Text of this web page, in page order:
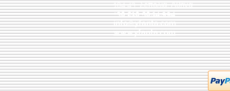
104 43Σεπόλια,Αθήνα
+30 210 50.14.994
info@yfanta.com
www.yfanta.com